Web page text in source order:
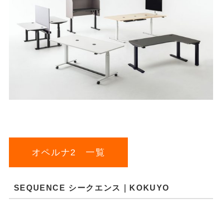
オペルナ2 一覧
SEQUENCE シークエンス｜KOKUYO